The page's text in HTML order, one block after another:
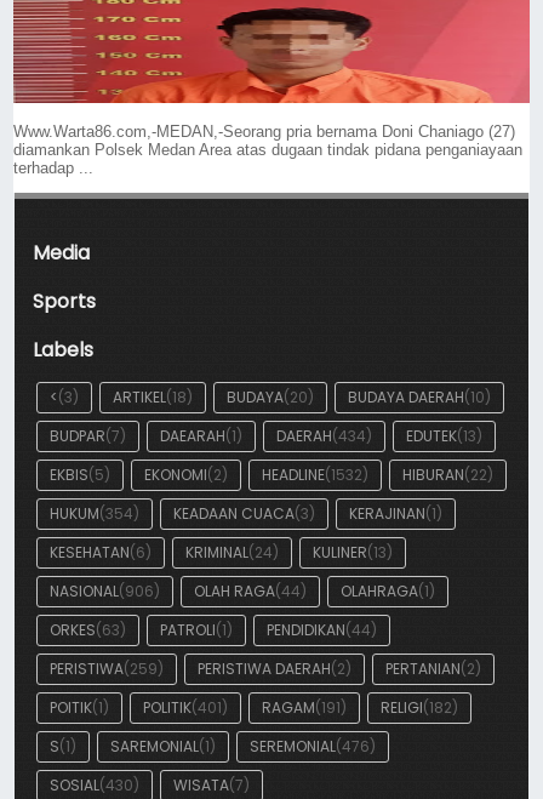
Www.Warta86.com,-MEDAN,-Seorang pria bernama Doni Chaniago (27)
diamankan Polsek Medan Area atas dugaan tindak pidana penganiayaan
terhadap ...
Media
Sports
Labels
<(3) ARTIKEL(18) BUDAYA(20) BUDAYA DAERAH(10)
BUDPAR(7) DAEARAH(1) DAERAH(434) EDUTEK(13)
EKBIS(5) EKONOMI(2) HEADLINE(1532) HIBURAN(22)
HUKUM(354) KEADAAN CUACA(3) KERAJINAN(1)
KESEHATAN(6) KRIMINAL(24) KULINER(13)
NASIONAL(906) OLAH RAGA(44) OLAHRAGA(1)
ORKES(63) PATROLI(1) PENDIDIKAN(44)
PERISTIWA(259) PERISTIWA DAERAH(2) PERTANIAN(2)
POITIK(1) POLITIK(401) RAGAM(191) RELIGI(182)
S(1) SAREMONIAL(1) SEREMONIAL(476)
SOSIAL(430) WISATA(7)